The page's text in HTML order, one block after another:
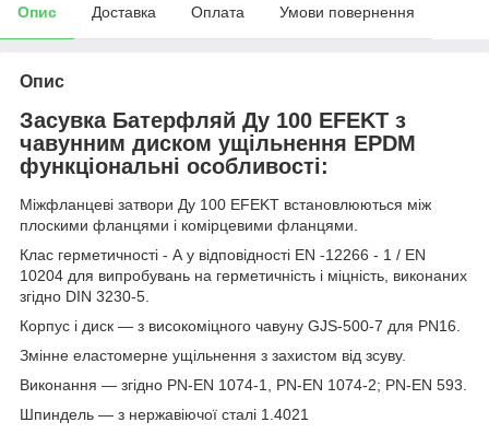
Опис Доставка Оплата Умови повернення
Опис
Засувка Батерфляй Ду 100 EFEKT з
чавунним диском ущільнення EPDM
функціональні особливості:
Міжфланцеві затвори Ду 100 EFEKT встановлюються між
плоскими фланцями і комірцевими фланцями.
Клас герметичності - А у відповідності EN -12266 - 1 / EN
10204 для випробувань на герметичність і міцність, виконаних
згідно DIN 3230-5.
Корпус і диск — з високоміцного чавуну GJS-500-7 для PN16.
Змінне еластомерне ущільнення з захистом від зсуву.
Виконання — згідно PN-EN 1074-1, PN-EN 1074-2; PN-EN 593.
Шпиндель — з нержавіючої сталі 1.4021